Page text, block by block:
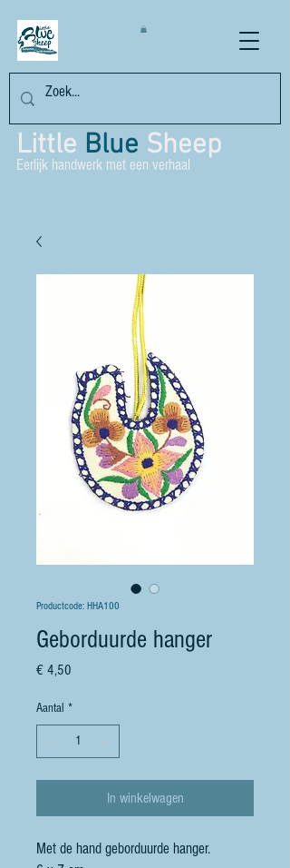
Little Blue Sheep
Eerlijk handwerk met een verhaal
Productcode: HHA100
Geborduurde hanger
€ 4,50
Aantal *
In winkelwagen
Met de hand geborduurde hanger.